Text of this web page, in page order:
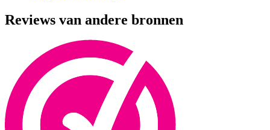
Reviews van andere bronnen